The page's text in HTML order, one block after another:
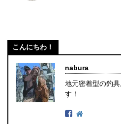
こんにちわ！
nabura
地元密着型の釣
す！